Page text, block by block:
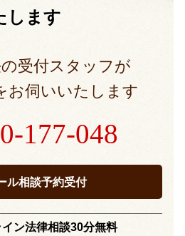
します
受付スタッフが
お伺いいたします
177-048
ル相談予約受付
ン法律相談30分無料